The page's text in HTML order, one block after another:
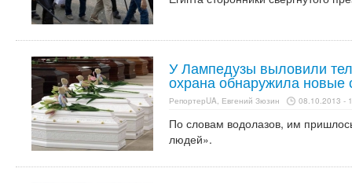
У Лампедузы выловили
охрана обнаружила новые
РепортерUA, Евгений Зюзин 08.10.2013 -
По словам водолазов, им
людей».